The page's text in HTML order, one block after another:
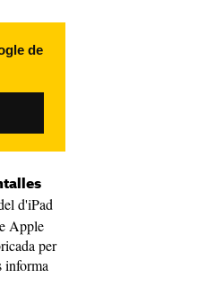
de
d'iPad
Apple
per
informa